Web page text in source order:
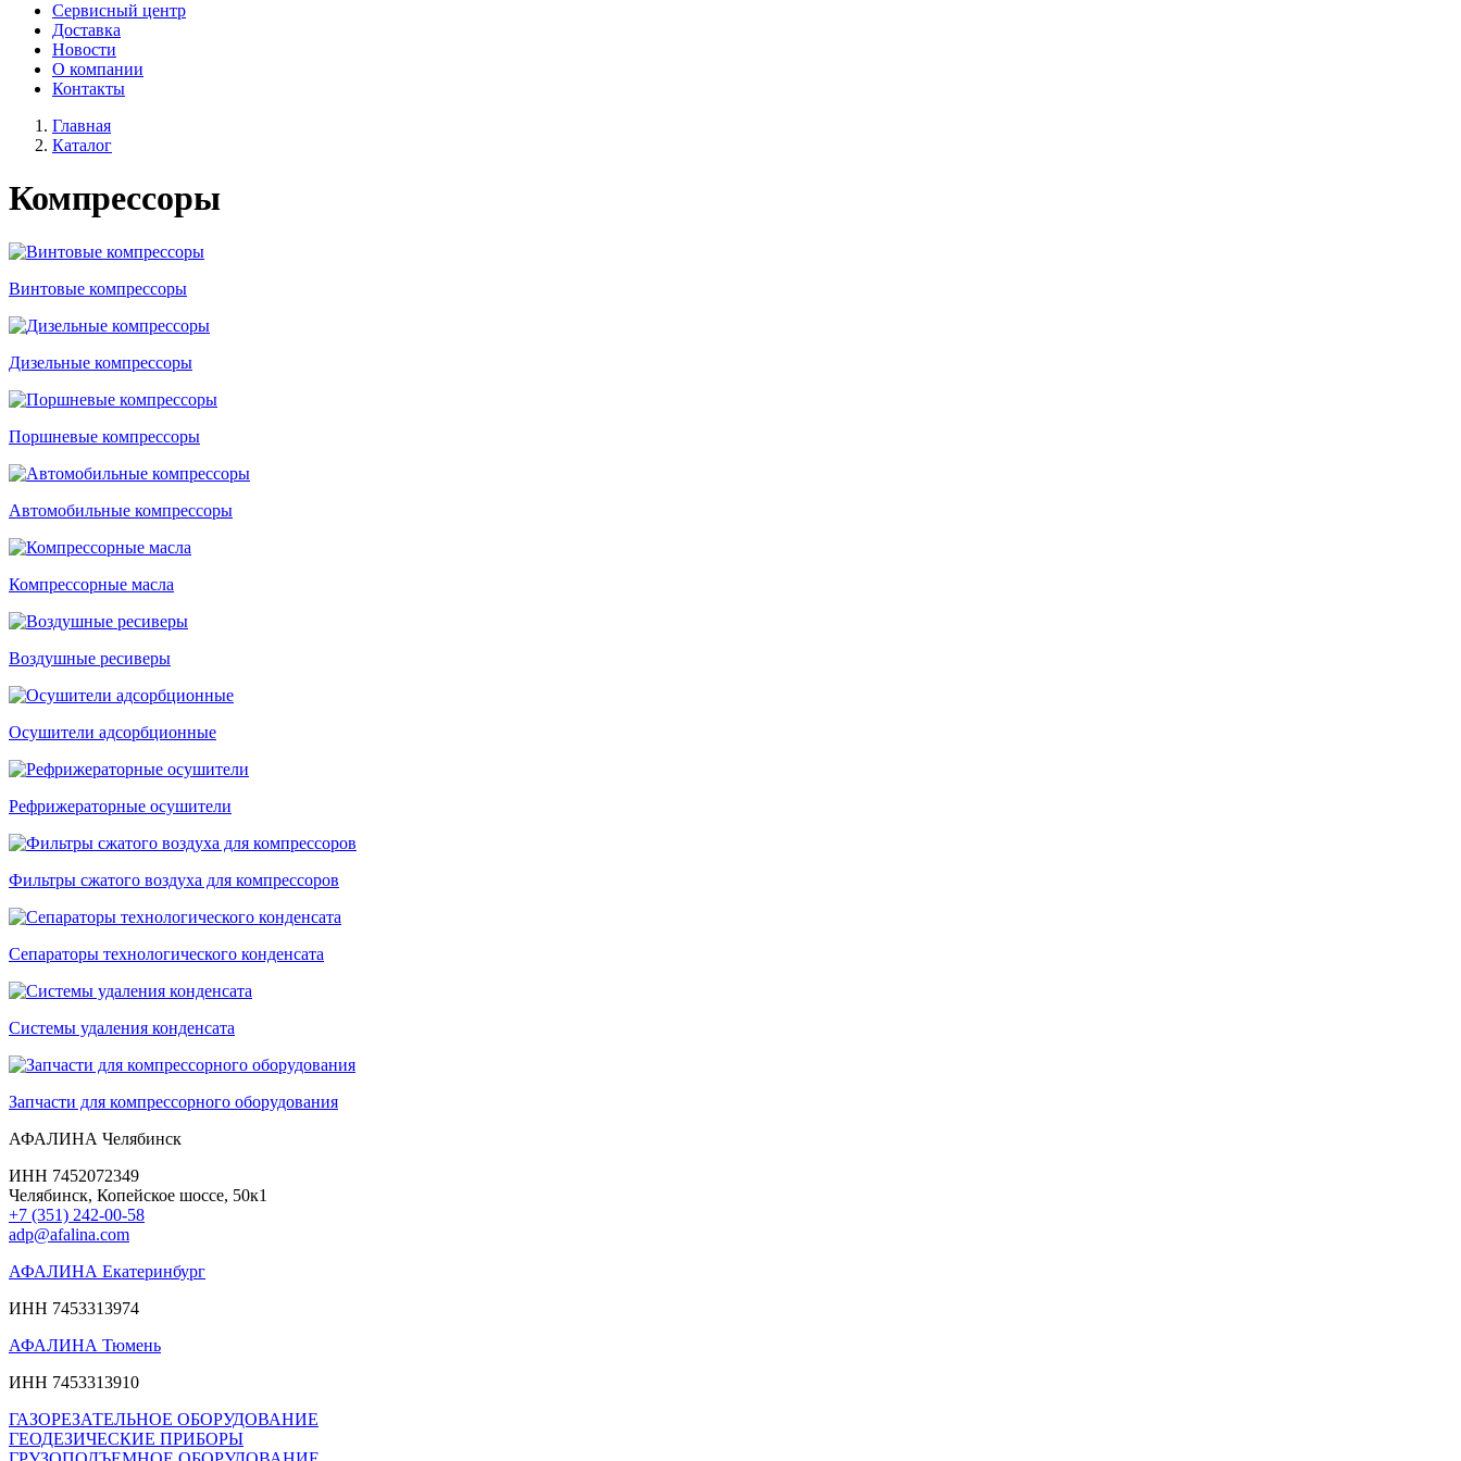
Сервисный центр
Доставка
Новости
О компании
Контакты
Главная
Каталог
Компрессоры
Винтовые компрессоры
Дизельные компрессоры
Поршневые компрессоры
Автомобильные компрессоры
Компрессорные масла
Воздушные ресиверы
Осушители адсорбционные
Рефрижераторные осушители
Фильтры сжатого воздуха для компрессоров
Сепараторы технологического конденсата
Системы удаления конденсата
Запчасти для компрессорного оборудования
АФАЛИНА Челябинск
ИНН 7452072349
Челябинск, Копейское шоссе, 50к1
+7 (351) 242-00-58
adp@afalina.com
АФАЛИНА Екатеринбург
ИНН 7453313974
АФАЛИНА Тюмень
ИНН 7453313910
ГАЗОРЕЗАТЕЛЬНОЕ ОБОРУДОВАНИЕ
ГЕОДЕЗИЧЕСКИЕ ПРИБОРЫ